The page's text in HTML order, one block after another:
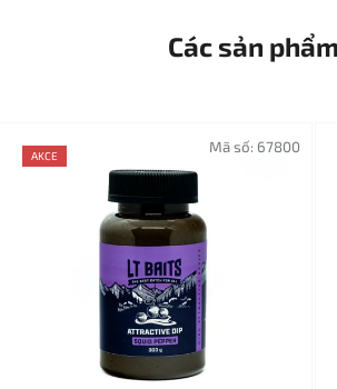
Các sản
AKCE Mã số: 67800